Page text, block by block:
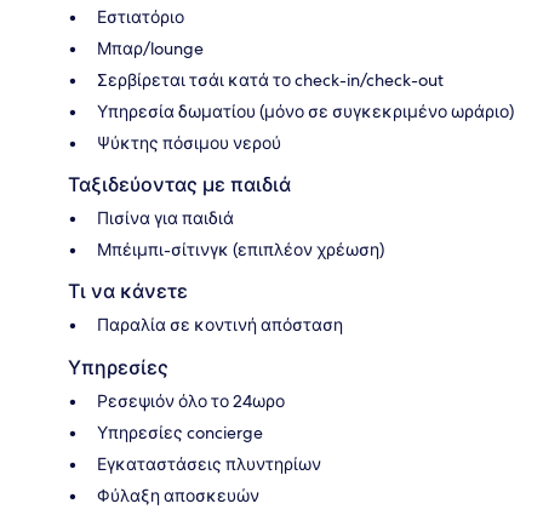
Εστιατόριο
Μπαρ/lounge
Σερβίρεται τσάι κατά το check-in/check-out
Υπηρεσία δωματίου (μόνο σε συγκεκριμένο ωράριο)
Ψύκτης πόσιμου νερού
Ταξιδεύοντας με παιδιά
Πισίνα για παιδιά
Μπέιμπι-σίτινγκ (επιπλέον χρέωση)
Τι να κάνετε
Παραλία σε κοντινή απόσταση
Υπηρεσίες
Ρεσεψιόν όλο το 24ωρο
Υπηρεσίες concierge
Εγκαταστάσεις πλυντηρίων
Φύλαξη αποσκευών